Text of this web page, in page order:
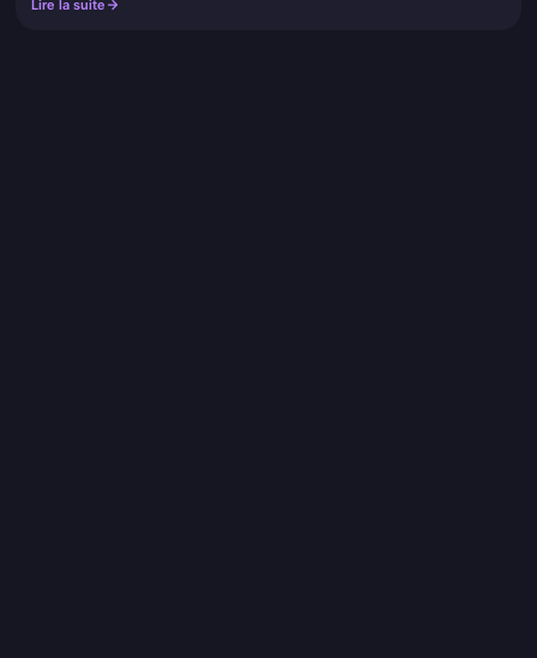
s'essoufflent. Ajoutez cette page à vos favoris ; nous mettons à jour les
Lire la suite